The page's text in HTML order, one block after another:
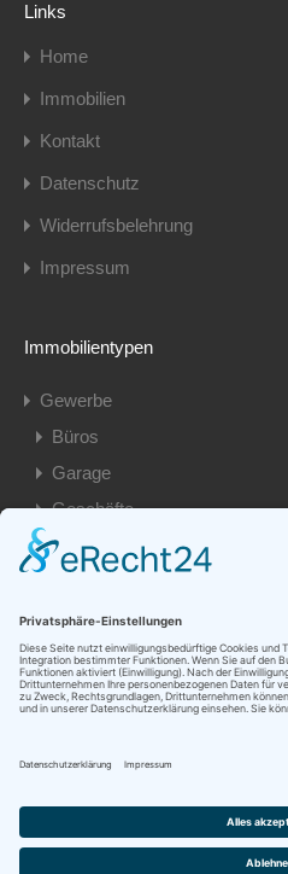
Links
Home
Immobilien
Kontakt
Datenschutz
Widerrufsbelehrung
Impressum
Immobilientypen
Gewerbe
Büros
Garage
Geschäfte
Privat
Eigentumswohnungen
Einfamilienhäuser
Garage
Mehrfamilienhäuser